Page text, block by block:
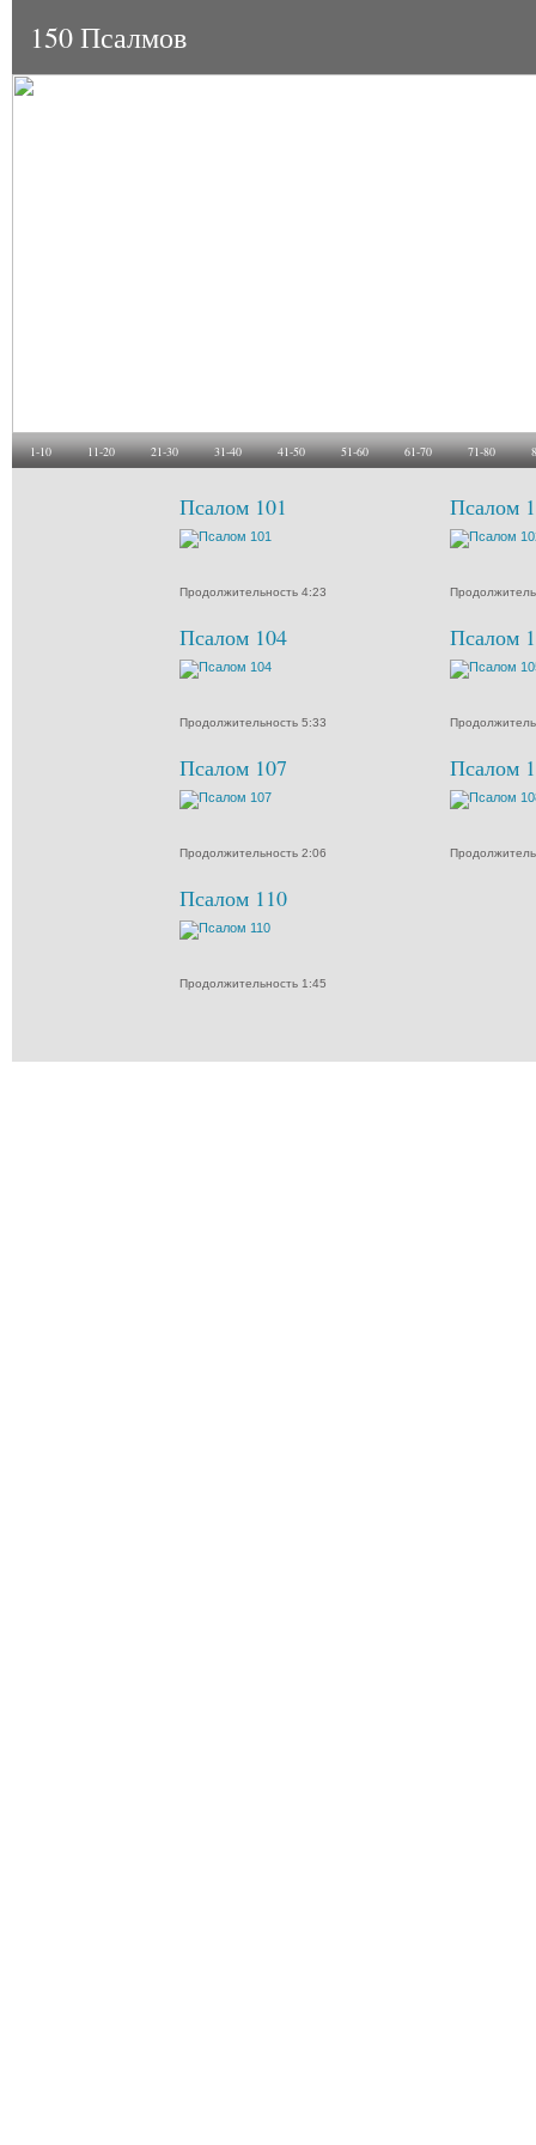
150 Псалмов
1-10 11-20 21-30 31-40 41-50 51-60 61-70 71-80
Псалом 101
Продолжительность 4:23
Псалом
Псалом 104
Продолжительность 5:33
Псалом
Псалом 107
Продолжительность 2:06
Псалом
Псалом 110
Продолжительность 1:45